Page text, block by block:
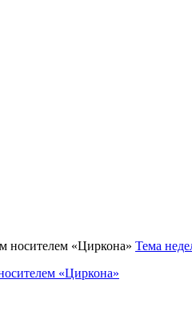
Тема
«Циркона»